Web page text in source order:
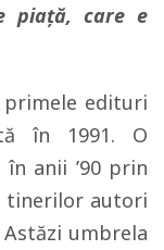
piață, care e
edituri
în 1991. O
anii ’90 prin
tinerilor autori
umbrela